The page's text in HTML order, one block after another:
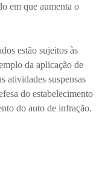
em que aumenta o
estão sujeitos às
da aplicação de
atividades suspensas
do estabelecimento
do auto de infração.